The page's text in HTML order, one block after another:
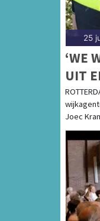
25
‘WE
UIT
Joec